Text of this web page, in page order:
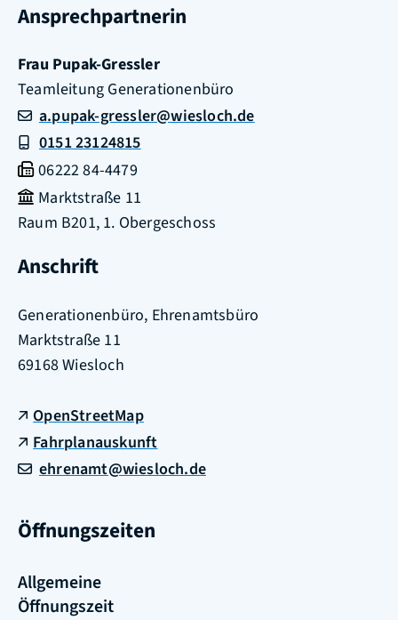
Ansprechpartnerin
Frau Pupak-Gressler
Teamleitung Generationenbüro
a.pupak-gressler@wiesloch.de
0151 23124815
06222 84-4479
Marktstraße 11
Raum B201, 1. Obergeschoss
Anschrift
Generationenbüro, Ehrenamtsbüro
Marktstraße 11
69168Wiesloch
OpenStreetMap
Fahrplanauskunft
ehrenamt@wiesloch.de
Öffnungszeiten
Allgemeine
Öffnungszeit